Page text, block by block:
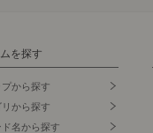
を探す
プから探す
リから探す
名から探す